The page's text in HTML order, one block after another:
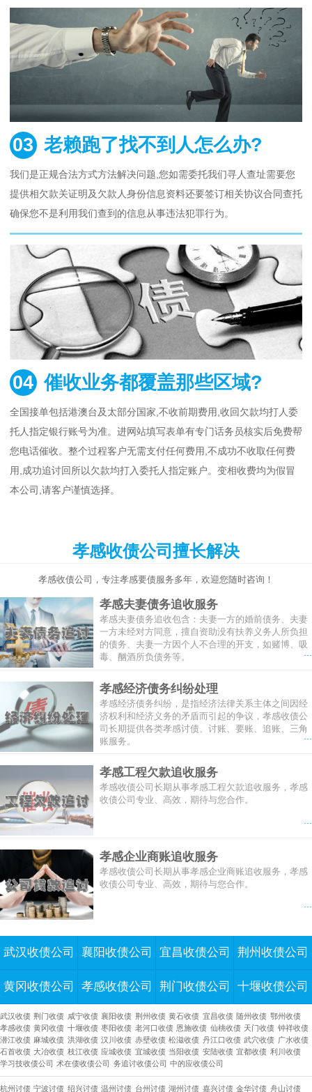
03 老赖跑了找不到人怎么办?
我们是正规合法方式方法解决问题,您如需委托我们寻人查址需要您
提供相欠款关证明及欠款人身份信息资料还要签订相关协议合同查托
确保您不是利用我们查到的信息从事违法犯罪行为。
04 催收业务都覆盖那些区域?
全国接单包括港澳台及太部分国家,不收前期费用,收回欠款均打人委
托人指定银行账号为准。进网站填写表单有专门话务员核实后免费帮
您电话催收。整个过程客户无需支付任何费用,不成功不收取任何费
用,成功追讨回所以欠款均打入委托人指定账户。变相收费均为假冒
本公司,请客户谨慎选择。
孝感收债公司擅长解决
孝感收债公司，专注孝感要债服务多年，欢迎您随时咨询！
孝感夫妻债务追收服务
孝感夫妻债务追收包含：夫妻一方的婚前债务、夫妻
一方未经对方同意，擅自资助没有扶养义务人所负担
的债务、夫妻一方因个人不合理的开支，如赌博、吸
毒、酗酒所负债务等。
孝感经济债务纠纷处理
孝感经济债务纠纷，是指经济法律关系主体之间因经
济权利和经济义务的矛盾而引起的争议，孝感收债公
司长期提供各类孝感讨债、讨账、要账、追账、三角
账服务。
...
孝感工程欠款追收服务
孝感收债公司长期从事孝感工程欠款追收服务，孝感
收债公司专业、高效，期待与您合作。
孝感企业商账追收服务
孝感收债公司长期从事孝感企业商账追收服务，孝感
收债公司专业、高效，期待与您合作。
武汉收债公司 襄阳收债公司 宜昌收债公司 荆州收债公司
黄冈收债公司 孝感收债公司 荆门收债公司 十堰收债公司
武汉收债 荆门收债 咸宁收债 襄阳收债 荆州收债 黄石收债 宜昌收债 随州收债 鄂州收债
孝感收债 黄冈收债 十堰收债 枣阳收债 老河口收债 恩施收债 仙桃收债 天门收债 钟祥收债
潜江收债 麻城收债 洪湖收债 汉川收债 赤壁收债 松滋收债 丹江口收债 武穴收债 广水收债
石首收债 大冶收债 枝江收债 应城收债 宜城收债 当阳收债 安陆收债 宜都收债 利川收债
学习技收债公司 术在债收债公司 务追讨收债公司 中的应收债公司
杭州讨债 宁波讨债 绍兴讨债 温州讨债 台州讨债 湖州讨债 嘉兴讨债 金华讨债 舟山讨债